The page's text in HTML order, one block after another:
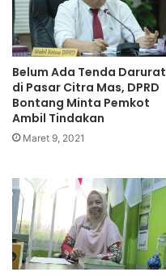
Belum Ada Tenda Darurat
di Pasar Citra Mas, DPRD
Bontang Minta Pemkot
Ambil Tindakan
Maret 9, 2021